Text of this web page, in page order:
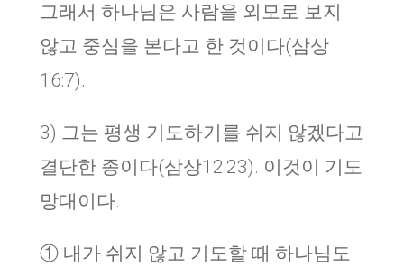
그래서 하나님은 사람을 외모로 보지
않고 중심을 본다고 한 것이다(삼상
16:7).
3) 그는 평생 기도하기를 쉬지 않겠다고
결단한 종이다(삼상12:23). 이것이 기도
망대이다.
① 내가 쉬지 않고 기도할 때 하나님도